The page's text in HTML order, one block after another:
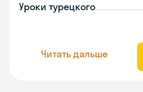
Уроки турецкого
Читать дальше